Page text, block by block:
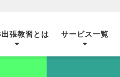
出張教習とは サービス一覧